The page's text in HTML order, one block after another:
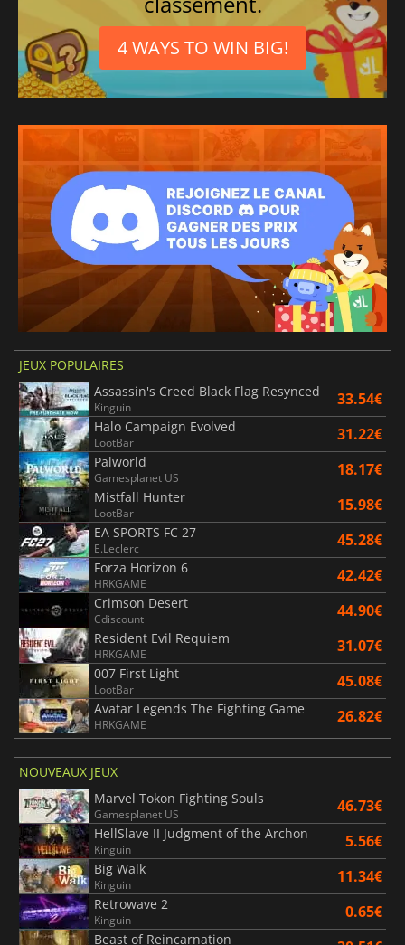
4 WAYS TO WIN BIG!
JEUX POPULAIRES
Assassin's Creed Black Flag Resynced
Kinguin 33.54€
Halo Campaign Evolved
LootBar 31.22€
Palworld
Gamesplanet US 18.17€
Mistfall Hunter
LootBar 15.98€
EA SPORTS FC 27
E.Leclerc 45.28€
Forza Horizon 6
HRKGAME 42.42€
Crimson Desert
Cdiscount 44.90€
Resident Evil Requiem
HRKGAME 31.07€
007 First Light
LootBar 45.08€
Avatar Legends The Fighting Game
HRKGAME 26.82€
NOUVEAUX JEUX
Marvel Tokon Fighting Souls
Gamesplanet US 46.73€
HellSlave II Judgment of the Archon
Kinguin 5.56€
Big Walk
Kinguin 11.34€
Retrowave 2
Kinguin 0.65€
Beast of Reincarnation